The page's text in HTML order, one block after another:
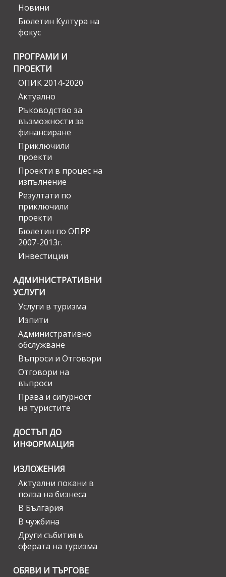
Новини
Бюлетин Култура на
фокус
ПРОГРАМИ И
ПРОЕКТИ
ОПИК 2014-2020
Актуално
Ръководство за
възможности за
финансиране
Приключили
проекти
Проекти в процес на
изпълнение
Резултати по
приключили
проекти
Бюлетин по ОПРР
2007-2013г.
Инвестиции
АДМИНИСТРАТИВНИ
УСЛУГИ
Услуги в туризма
Изпити
Административно
обслужване
Въпроси и Отговори
Отговори на
въпроси
Права и сигурност
на туристите
ДОСТЪП ДО
ИНФОРМАЦИЯ
ИЗЛОЖЕНИЯ
Актуални покани в
полза на бизнеса
В България
В чужбина
Други събития в
сферата на туризма
ОБЯВИ И ТЪРГОВЕ